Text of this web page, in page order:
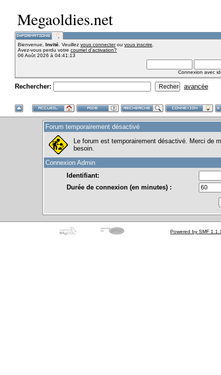
Megaoldies.net
Bienvenue, Invité . Veuillez vous connecterou vous inscrire
Avez-vous perdu votre courriel d'activation?
06 Août 2026 à 04:41:13
Connexion avec
Rechercher: avancée
Forum temporairement désactivé
Le forum est temporairement désactivé. Merci de
besoin.
Connexion Admin
Identifiant:
Durée de connexion (en minutes) :
Powered by SMF